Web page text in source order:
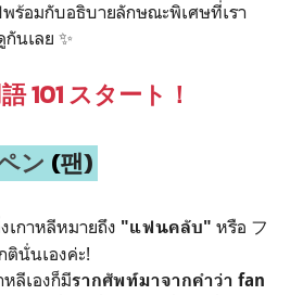
พร้อมกับอธิบายลักษณะพิเศษที่เรา
นเลย ✨
101 スタート！
ン (팬)
เกาหลีหมายถึง "แฟนคลับ" หรือ フ
นั่นเองค่ะ!
ลีเองก็มีรากศัพท์มาจากคำว่า fan